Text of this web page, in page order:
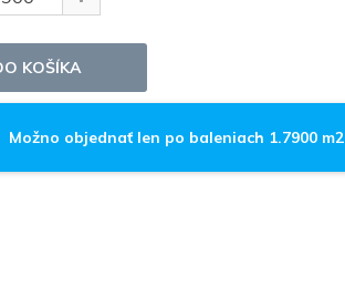
Možno objednať len po baleniach 1.7900 m2